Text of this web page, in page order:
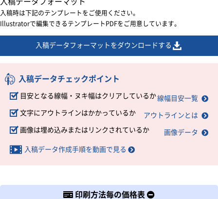
入稿時は下記のテンプレートをご使用ください。
Illustratorで編集できるテンプレートPDFをご用意しています。
入稿データフォーマットをダウンロードする
入稿データチェックポイント
目安となる線幅・ヌキ幅はクリアしているか線幅目安一覧
文字にアウトラインはかかっているか アウトラインとは
画像は埋め込みまたはリンクされているか 画像データ
入稿データ作成手順を動画で見る
印刷方法毎の価格表